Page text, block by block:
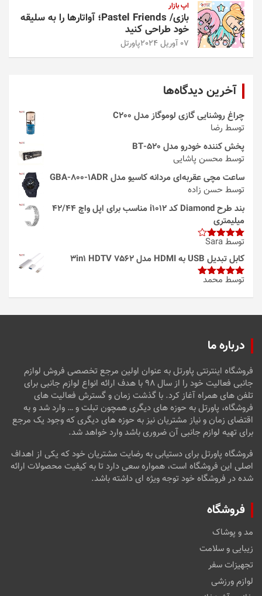
اپ بازار
بازی/ Pastel Friends؛ آواتارها را به سلیقه
خود طراحی کنید
07 آوریل 2024 پاورتل
آخرین دیدگاه‌ها
چراغ روشنایی گازی لوموگاز مدل C200
توسط رضا
پخش کننده خودرو مدل 520-BT
توسط محسن پاشایی
ساعت مچی عقربه‌ای مردانه کاسیو مدل GBA-800-1ADR
توسط حسن زاده
بند طرح Diamond کد i1012 مناسب برای اپل واچ 42/44
میلیمتری
امتیاز4
از 5
توسط Sara
کابل تبدیل USB به HDMI مدل 3in1 HDTV 7562
امتیاز5از
توسط محمد
درباره ما
فروشگاه اینترنتی پاورتل به عنوان اولین مرجع تخصصی فروش لوازم
جانبی فعالیت خود را از سال ۹۸ با هدف ارائه انواع لوازم جانبی برای
تلفن های همراه آغاز کرد. با گذشت زمان و گسترش فعالیت های
فروشگاه، پاورتل به حوزه های دیگری همچون تبلت و … وارد شد و به
اقتضای زمان و نیاز مشتریان نیز به حوزه های دیگری که وجود یک مرجع
برای تهیه لوازم جانبی آن ضروری باشد وارد خواهد شد.
فروشگاه پاورتل برای دستیابی به رضایت مشتریان خود که یکی از اهداف
اصلی این فروشگاه است، همواره سعی دارد تا به کیفیت محصولات ارائه
شده در فروشگاه خود توجه ویژه ای داشته باشد.
فروشگاه
مد و پوشاک
زیبایی و سلامت
تجهیزات سفر
لوازم ورزشی